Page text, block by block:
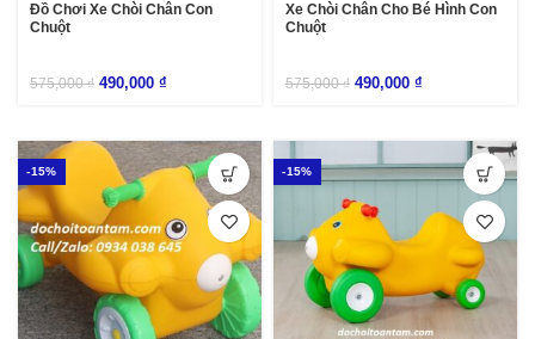
Đồ Chơi Xe Chòi Chân Con
Chuột
575,000₫ 490,000 ₫
Xe Chòi Chân Cho Bé Hình Con
Chuột
575,000₫ 490,000 ₫
-15% -15%